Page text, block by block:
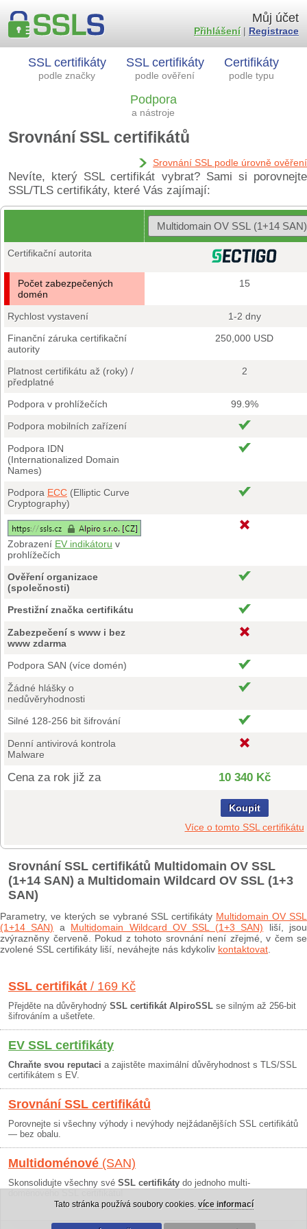
SSL certifikáty
podle značky
SSL certifikáty
podle ověření
Certifikáty
podle typu
Podpora
a nástroje
Můj účet
Přihlášení| Registrace
Srovnání SSL certifikátů
Srovnání SSL podle úrovně ověření
Nevíte, který SSL certifikát vybrat? Sami si porovnejte
SSL/TLS certifikáty, které Vás zajímají:
Certifikační autorita
Počet zabezpečených
domén
15
Rychlost vystavení
1-2 dny
Finanční záruka certifikační
autority
250,000 USD
Platnost certifikátu až (roky) /
předplatné
2
Podpora v prohlížečích
99.9%
Podpora mobilních zařízení
Podpora IDN
(Internationalized Domain
Names)
Podpora ECC (Elliptic Curve
Cryptography)
Zobrazení EV indikátoru v
prohlížečích
Ověření organizace
(společnosti)
Prestižní značka certifikátu
Zabezpečení s www i bez
www zdarma
Podpora SAN (více domén)
Žádné hlášky o
nedůvěryhodnosti
Silné 128-256 bit šifrování
Denní antivirová kontrola
Malware
Cena za rok již za 10 340 Kč
Koupit
Více o tomto SSL certifikátu
Srovnání SSL certifikátů Multidomain OV SSL
(1+14 SAN) a Multidomain Wildcard OV SSL (1+3
SAN)
Parametry, ve kterých se vybrané SSL certifikáty Multidomain OV SSL
(1+14 SAN) a Multidomain Wildcard OV SSL (1+3 SAN) liší, jsou
zvýrazněny červeně. Pokud z tohoto srovnání není zřejmé, v čem se
zvolené SSL certifikáty liší, neváhejte nás kdykoliv kontaktovat
SSL certifikát / 169 Kč
Přejděte na důvěryhodný SSL certifikát AlpiroSSL se silným až 256-bit
šifrováním a ušetřete.
EV SSL certifikáty
Chraňte svou reputaci a zajistěte maximální důvěryhodnost s TLS/SSL
certifikátem s EV.
Srovnání SSL certifikátů
Porovnejte si všechny výhody i nevýhody nejžádanějších SSL certifikátů
— bez obalu.
Multidoménové (SAN)
Skonsolidujte všechny své SSL certifikáty do jednoho multi-
Tato stránka používá soubory cookies. více informací